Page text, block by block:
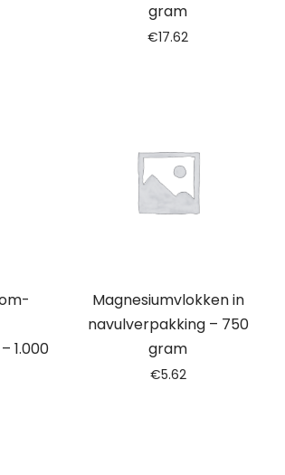
gram
€17.62
1.000
Magnesiumvlokken in
navulverpakking – 750
gram
€5.62